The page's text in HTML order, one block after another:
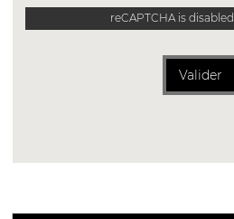
reCAPTCHA is disabled.
Valider